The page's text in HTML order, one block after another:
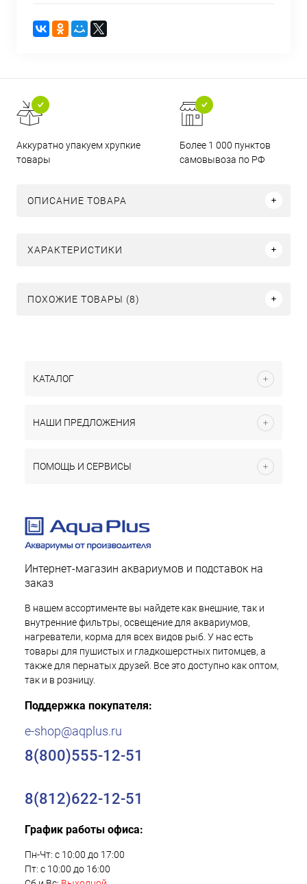
Аккуратно упакуем хрупкие
товары
Более 1 000 пунктов
самовывоза по РФ
ОПИСАНИЕ ТОВАРА
ХАРАКТЕРИСТИКИ
ПОХОЖИЕ ТОВАРЫ (8)
КАТАЛОГ
НАШИ ПРЕДЛОЖЕНИЯ
ПОМОЩЬ И СЕРВИСЫ
Интернет-магазин аквариумов и подставок на
заказ
В нашем ассортименте вы найдете как внешние, так и
внутренние фильтры, освещение для аквариумов,
нагреватели, корма для всех видов рыб. У нас есть
товары для пушистых и гладкошерстных питомцев, а
также для пернатых друзей. Все это доступно как оптом,
так и в розницу.
Поддержка покупателя:
e-shop@aqplus.ru
8(800)555-12-51
8(812)622-12-51
График работы офиса:
Пн-Чт: с 10:00 до 17:00
Пт: с 10:00 до 16:00